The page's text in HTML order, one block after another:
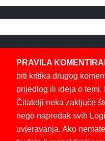
PRAVILA
biti kritika drugog
prijedlog ili ideja o temi.
Čitatelji neka zaključe
nego napredak svih
uvjeravanja. Ako